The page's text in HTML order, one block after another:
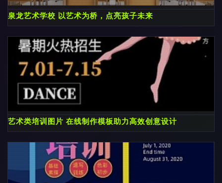
泉龙艺术学校 以艺术为桥，点亮孩子未来
艺术类培训图片 在线制作模板助力高效创意设计